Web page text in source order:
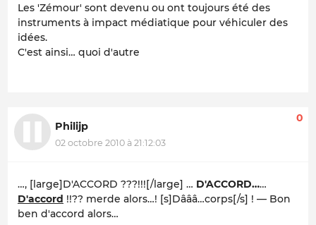
Les 'Zémour' sont devenu ou ont toujours été des
instruments à impact médiatique pour véhiculer des
idées.
C'est ainsi… quoi d'autre
Philijp
02 octobre 2010 à 21:12:03
0
…, [large]D'ACCORD ???!!![/large] … D'ACCORD……
D'accord !!?? merde alors…! [s]Dâââ…corps[/s] ! — Bon
ben d'accord alors…